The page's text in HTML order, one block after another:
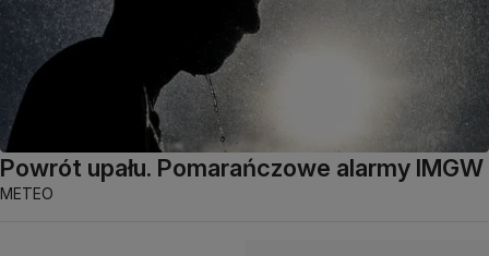
Powrót upału. Pomarańczowe alarmy IMGW
METEO